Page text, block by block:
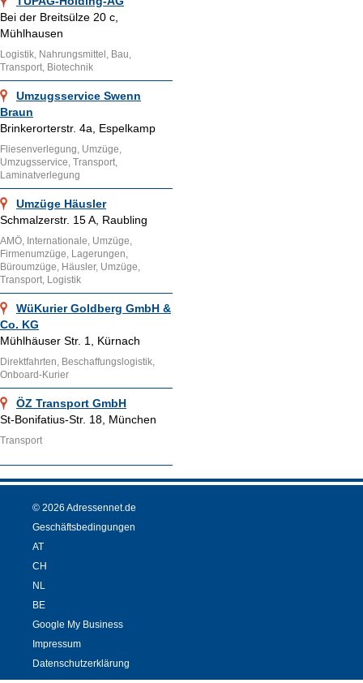
Bei der Breitsülze 20 c,
Mühlhausen
Logistik, Nahrungsmittel, Bau,
Transport, Biotechnik
Umzugsservice Swenn
Braun
Brinkerorterstr. 4a, Espelkamp
Fliesenverlegung, Umzüge,
Umzugsservice, Transport,
Laminatverlegung
Umzüge Häusler
Schmalzerstr. 15 A, Raubling
AMÖ, Internationale, Umzüge,
Firmenumzüge, Lagerungen,
Büroumzüge, Häusler, Umzüge,
Transport, Logistik
WüKurier Goldberg GmbH &
Co. KG
Mühlhäuser Str. 1, Kürnach
Direktfahrten, Beschaffungslogistik,
Onboard-Kurier
ÖZ Transport GmbH
St-Bonifatius-Str. 18, München
Transport
© 2026 Adressennet.de
Geschäftsbedingungen
AT
CH
NL
BE
Google My Business
Impressum
Datenschutzerklärung